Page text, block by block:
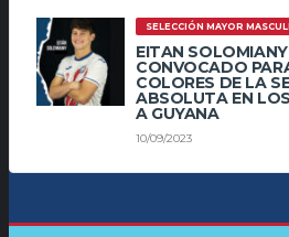
SELECCIÓN MAYOR
EITAN
CONVOCADO
COLORES DE LA
ABSOLUTA EN
A GUYANA
10/09/2023